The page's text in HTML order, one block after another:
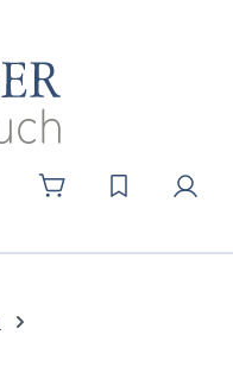
DU HAST 0